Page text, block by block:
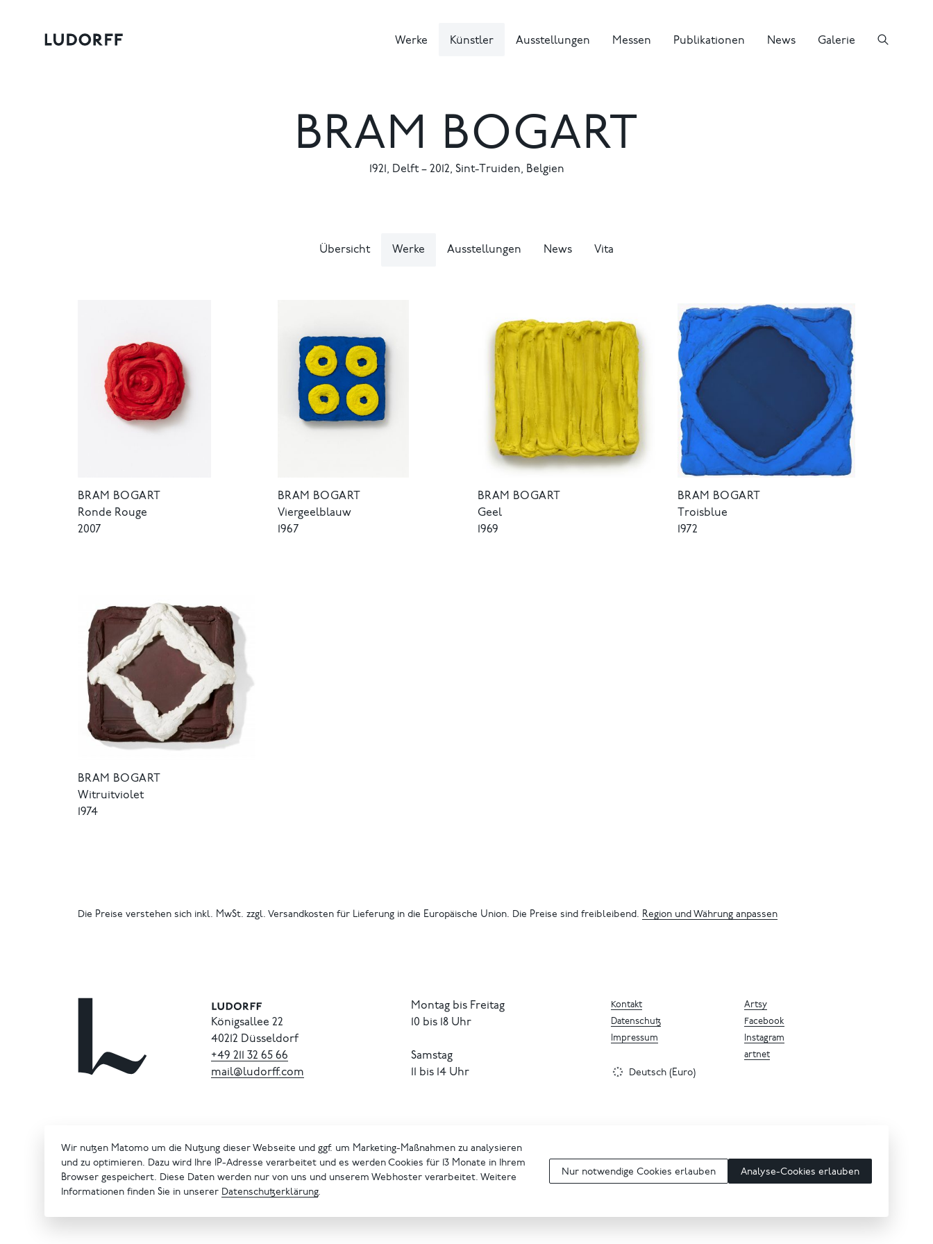
Werke Künstler Ausstellungen Messen Publikationen News Galerie
BRAM BOGART
1921 , Delft– 2012, Sint-Truiden, Belgien
Übersicht Werke Ausstellungen News Vita
BRAM BOGART
Ronde Rouge
2007
BRAM BOGART
Viergeelblauw
1967
BRAM BOGART
Geel
1969
BRAM BOGART
Troisblue
1972
BRAM BOGART
Witruitviolet
1974
Die Preise verstehen sich inkl. MwSt. zzgl. Versandkosten für Lieferung in die Europäische Union. Die Preise sind freibleibend. Region und Währung anpassen
Königsallee 22
40212 Düsseldorf
+49 211 32 65 66
mail@ludorff.com
Montag bis Freitag
10 bis 18 Uhr
Samstag
11 bis 14 Uhr
Artsy
Facebook
Instagram
artnet
Kontakt
Datenschutz
Impressum
Deutsch (Euro)
Wir nutzen Matomo um die Nutzung dieser Webseite und ggf. um Marketing-Maßnahmen zu analysieren
und zu optimieren. Dazu wird Ihre IP-Adresse verarbeitet und es werden Cookies für 13 Monate in Ihrem
Browser gespeichert. Diese Daten werden nur von uns und unserem Webhoster verarbeitet. Weitere
Informationen finden Sie in unserer Datenschutzerklärung.
Nur notwendige Cookies erlauben Analyse-Cookies erlauben